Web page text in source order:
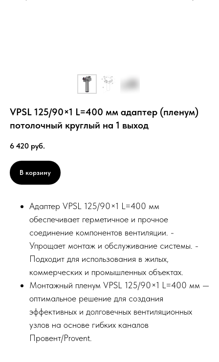
VPSL 125/90×1 L=400 мм адаптер (пленум)
потолочный круглый на 1 выход
6 420 руб.
В корзину
Адаптер VPSL 125/90×1 L=400 мм
обеспечивает герметичное и прочное
соединение компонентов вентиляции. -
Упрощает монтаж и обслуживание системы. -
Подходит для использования в жилых,
коммерческих и промышленных объектах.
Монтажный пленум VPSL 125/90×1 L=400 мм —
оптимальное решение для создания
эффективных и долговечных вентиляционных
узлов на основе гибких каналов
Провент/Provent.